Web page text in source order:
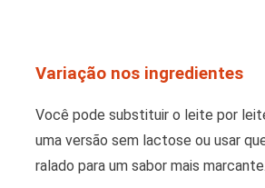
Variação nos ingredientes
Você pode substituir o leite por
uma versão sem lactose ou usar
ralado para um sabor mais marcante.